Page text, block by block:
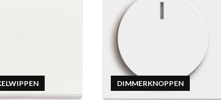
DIMMERKNOPPEN